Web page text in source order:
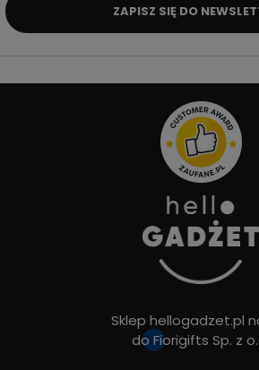
ZAPISZ SIĘ DO
Sklep hellogadzet.pl
do Fiorigifts Sp. z